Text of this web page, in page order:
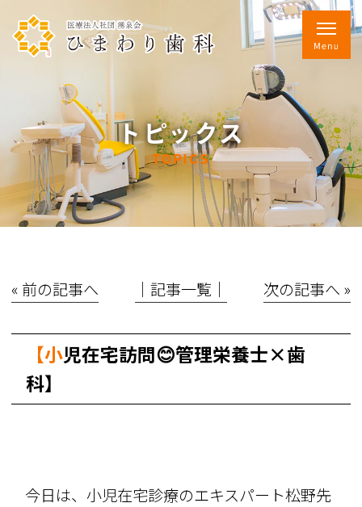
トピックス
TOPICS
« 前の記事へ │記事一覧│ 次の記事へ »
【小児在宅訪問😊管理栄養士×歯
科】
今日は、小児在宅診療のエキスパート松野先